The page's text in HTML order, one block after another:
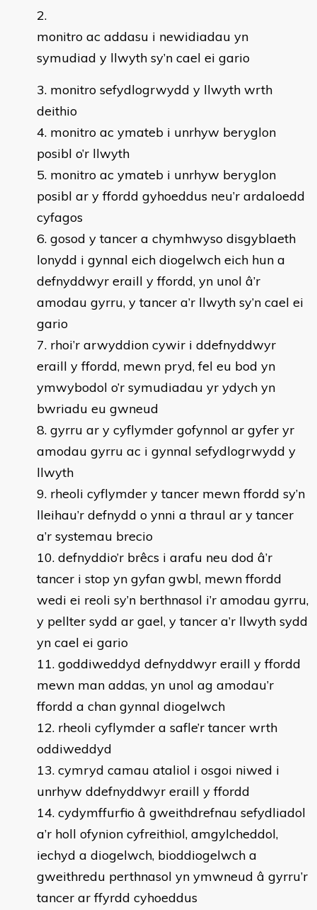
monitro ac addasu i newidiadau yn
symudiad y llwyth sy’n cael ei gario
monitro sefydlogrwydd y llwyth wrth
deithio
monitro ac ymateb i unrhyw beryglon
posibl o’r llwyth
monitro ac ymateb i unrhyw beryglon
posibl ar y ffordd gyhoeddus neu’r ardaloedd
cyfagos
gosod y tancer a chymhwyso disgyblaeth
lonydd i gynnal eich diogelwch eich hun a
defnyddwyr eraill y ffordd, yn unol â’r
amodau gyrru, y tancer a’r llwyth sy’n cael ei
gario
rhoi’r arwyddion cywir i ddefnyddwyr
eraill y ffordd, mewn pryd, fel eu bod yn
ymwybodol o’r symudiadau yr ydych yn
bwriadu eu gwneud
gyrru ar y cyflymder gofynnol ar gyfer yr
amodau gyrru ac i gynnal sefydlogrwydd y
llwyth
rheoli cyflymder y tancer mewn ffordd sy’n
lleihau’r defnydd o ynni a thraul ar y tancer
a’r systemau brecio
defnyddio’r brêcs i arafu neu dod â’r
tancer i stop yn gyfan gwbl, mewn ffordd
wedi ei reoli sy’n berthnasol i’r amodau gyrru,
y pellter sydd ar gael, y tancer a’r llwyth sydd
yn cael ei gario
goddiweddyd defnyddwyr eraill y ffordd
mewn man addas, yn unol ag amodau’r
ffordd a chan gynnal diogelwch
rheoli cyflymder a safle’r tancer wrth
oddiweddyd
cymryd camau ataliol i osgoi niwed i
unrhyw ddefnyddwyr eraill y ffordd
cydymffurfio â gweithdrefnau sefydliadol
a’r holl ofynion cyfreithiol, amgylcheddol,
iechyd a diogelwch, bioddiogelwch a
gweithredu perthnasol yn ymwneud â gyrru’r
tancer ar ffyrdd cyhoeddus